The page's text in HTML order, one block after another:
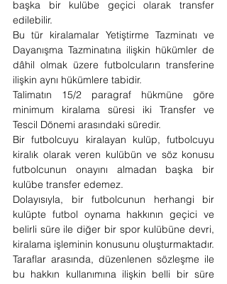
başka bir kulübe geçici olarak transfer
edilebilir.
Bu tür kiralamalar Yetiştirme Tazminatı ve
Dayanışma Tazminatına ilişkin hükümler de
dâhil olmak üzere futbolcuların transferine
ilişkin aynı hükümlere tabidir.
Talimatın 15/2 paragraf hükmüne göre
minimum kiralama süresi iki Transfer ve
Tescil Dönemi arasındaki süredir.
Bir futbolcuyu kiralayan kulüp, futbolcuyu
kiralık olarak veren kulübün ve söz konusu
futbolcunun onayını almadan başka bir
kulübe transfer edemez.
Dolayısıyla, bir futbolcunun herhangi bir
kulüpte futbol oynama hakkının geçici ve
belirli süre ile diğer bir spor kulübüne devri,
kiralama işleminin konusunu oluşturmaktadır.
Taraflar arasında, düzenlenen sözleşme ile
bu hakkın kullanımına ilişkin belli bir süre